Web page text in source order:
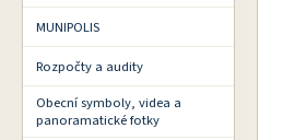
MUNIPOLIS
Rozpočty a audity
Obecní symboly, videa a
panoramatické fotky